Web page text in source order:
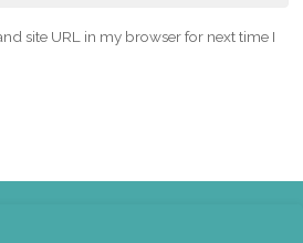
site URL in my browser for next time I